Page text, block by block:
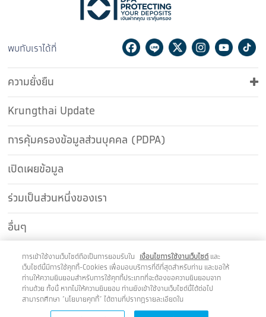
พบกับเราได้ที่ Facebook
LineTwitterInstagram
ความยั่งยืน
Krungthai Update
การคุ้มครองข้อมูลส่วนบุคคล (PDPA)
เปิดเผยข้อมูล
ร่วมเป็นส่วนหนึ่งของเรา
อื่นๆ
ติดต่อเรา
เว็บไซต์นี้แสดงผลได้ดีบนเบราว์เซอร์ Chrome Firefox และ Safari
การเข้าใช้งานเว็บไซต์ถือเป็นการยอมรับใน เงื่อนไขการใช้งานเว็บไซต์ และ
เว็บไซต์นี้มีการใช้คุกกี้-Cookies เพื่อมอบบริการที่ดีที่สุดสำหรับท่าน และขอให้
ท่านให้ความยินยอมสำหรับการใช้คุกกี้ประเภทที่จะต้องขอความยินยอมจาก
ท่านด้วย ทั้งนี้ หากไม่ให้ความยินยอม ท่านยังเข้าใช้งานเว็บไซต์นี้ได้ต่อไป
สามารถศึกษา “นโยบายคุกกี้” ได้ตามที่ปรากฎรายละเอียดใน